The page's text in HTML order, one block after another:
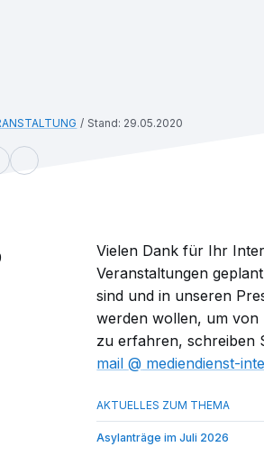
Stand: 29.05.2020
Vielen Dank für Ihr
Veranstaltungen
sind und in unseren
werden wollen, um von
zu erfahren, schreiben
mail​
mediendienst-
Asylanträge im Juli 2026